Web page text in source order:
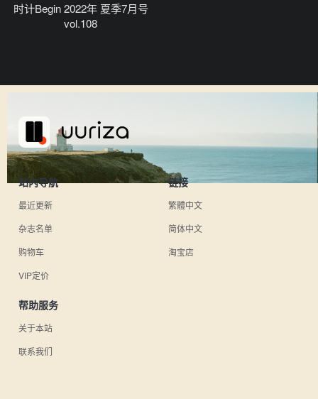
时计Begin 2022年 夏季7月号
vol.108
站内导航
最近更新
杂志名单
购物车
VIP定价
链接
繁體中文
简体中文
淘宝店
帮助服务
关于本站
联系我们